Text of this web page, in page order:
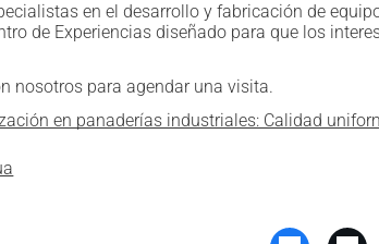
en el desarrollo y fabricación de
de Experiencias diseñado para que los
nosotros para agendar una visita.
en panaderías industriales: Calidad